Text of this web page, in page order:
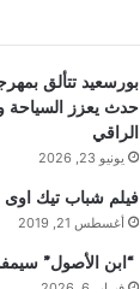
بورسعيد تتألق
حدث يعزز السياحة
الراقي
يونيو 23, 2026
فيلم شباب تيك اوى
أغسطس 21, 2019
“ابن الأصول”